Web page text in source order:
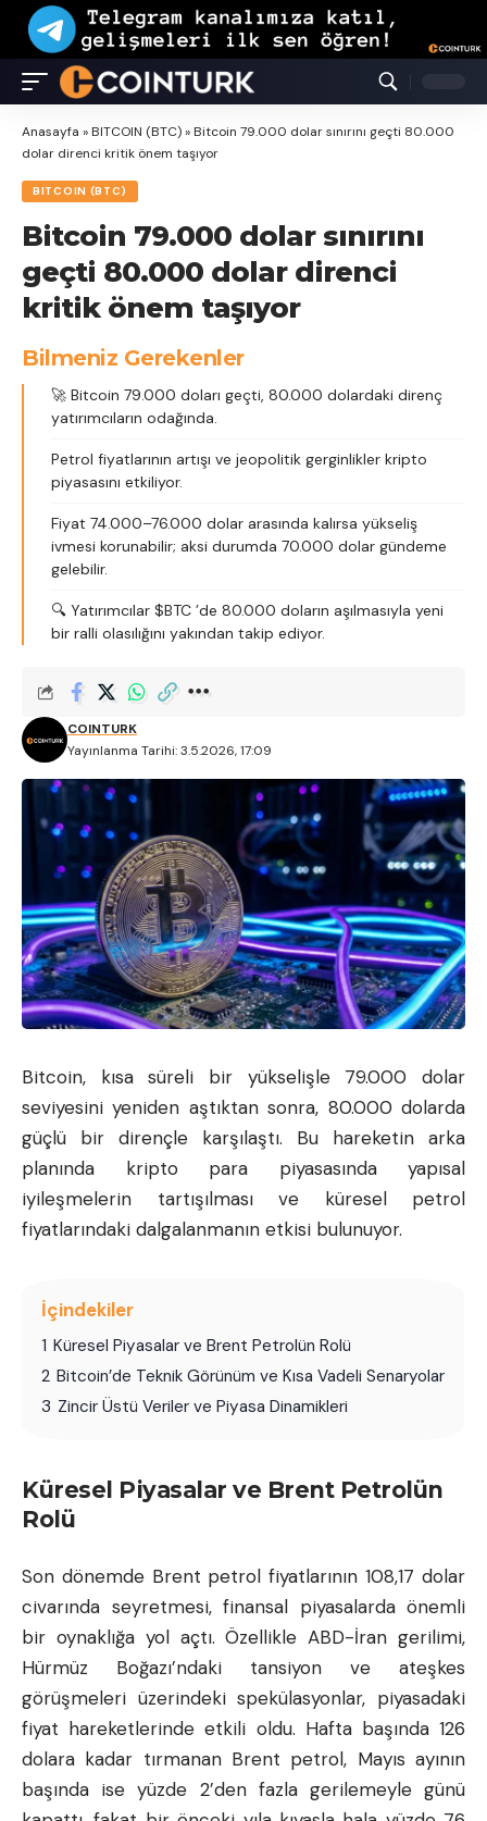
Anasayfa »BITCOIN (BTC)»Bitcoin 79.000 dolar sınırını geçti 80.000
dolar direnci kritik önem taşıyor
BITCOIN (BTC)
Bitcoin 79.000 dolar sınırını
geçti 80.000 dolar direnci
kritik önem taşıyor
Bilmeniz Gerekenler
🚀 Bitcoin 79.000 doları geçti, 80.000 dolardaki direnç
yatırımcıların odağında.
Petrol fiyatlarının artışı ve jeopolitik gerginlikler kripto
piyasasını etkiliyor.
Fiyat 74.000–76.000 dolar arasında kalırsa yükseliş
ivmesi korunabilir; aksi durumda 70.000 dolar gündeme
gelebilir.
🔍 Yatırımcılar $BTC ’de 80.000 doların aşılmasıyla yeni
bir ralli olasılığını yakından takip ediyor.
Yayınlanma Tarihi: 3.5.2026, 17:09
COINTURK
Bitcoin, kısa süreli bir yükselişle 79.000 dolar
seviyesini yeniden aştıktan sonra, 80.000 dolarda
güçlü bir dirençle karşılaştı. Bu hareketin arka
planında kripto para piyasasında yapısal
iyileşmelerin tartışılması ve küresel petrol
fiyatlarındaki dalgalanmanın etkisi bulunuyor.
İçindekiler
1 Küresel Piyasalar ve Brent Petrolün Rolü
2 Bitcoin’de Teknik Görünüm ve Kısa Vadeli Senaryolar
3 Zincir Üstü Veriler ve Piyasa Dinamikleri
Küresel Piyasalar ve Brent Petrolün
Rolü
Son dönemde Brent petrol fiyatlarının 108,17 dolar
civarında seyretmesi, finansal piyasalarda önemli
bir oynaklığa yol açtı. Özellikle ABD-İran gerilimi,
Hürmüz Boğazı’ndaki tansiyon ve ateşkes
görüşmeleri üzerindeki spekülasyonlar, piyasadaki
fiyat hareketlerinde etkili oldu. Hafta başında 126
dolara kadar tırmanan Brent petrol, Mayıs ayının
başında ise yüzde 2’den fazla gerilemeyle günü